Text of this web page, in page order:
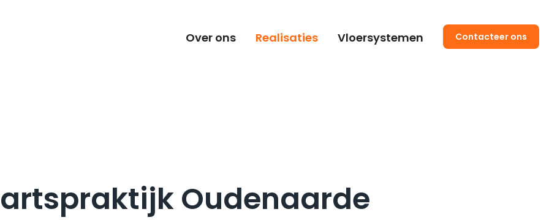
Over ons Realisaties Vloersystemen Contacteer ons
Oudenaarde